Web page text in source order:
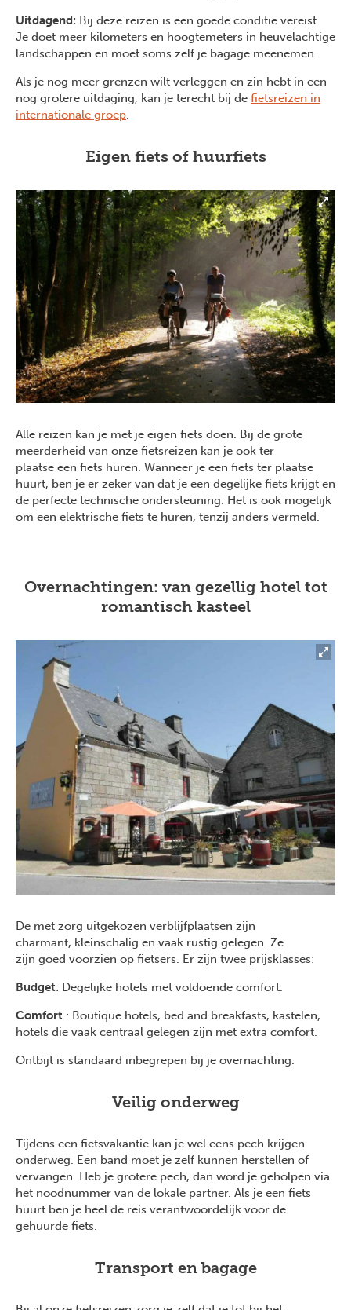
Uitdagend: Bij deze reizen is een goede conditie vereist.
Je doet meer kilometers en hoogtemeters in heuvelachtige
landschappen en moet soms zelf je bagage meenemen.
Als je nog meer grenzen wilt verleggen en zin hebt in een
nog grotere uitdaging, kan je terecht bij de fietsreizen in
internationale groep.
Eigen fiets of huurfiets
Alle reizen kan je met je eigen fiets doen. Bij de grote
meerderheid van onze fietsreizen kan je ook ter
plaatse een fiets huren. Wanneer je een fiets ter plaatse
huurt, ben je er zeker van dat je een degelijke fiets krijgt en
de perfecte technische ondersteuning. Het is ook mogelijk
om een elektrische fiets te huren, tenzij anders vermeld.
Overnachtingen: van gezellig hotel tot
romantisch kasteel
De met zorg uitgekozen verblijfplaatsen zijn
charmant, kleinschalig en vaak rustig gelegen. Ze
zijn goed voorzien op fietsers. Er zijn twee prijsklasses:
Budget: Degelijke hotels met voldoende comfort.
Comfort : Boutique hotels, bed and breakfasts, kastelen,
hotels die vaak centraal gelegen zijn met extra comfort.
Ontbijt is standaard inbegrepen bij je overnachting.
Veilig onderweg
Tijdens een fietsvakantie kan je wel eens pech krijgen
onderweg. Een band moet je zelf kunnen herstellen of
vervangen. Heb je grotere pech, dan word je geholpen via
het noodnummer van de lokale partner. Als je een fiets
huurt ben je heel de reis verantwoordelijk voor de
gehuurde fiets.
Transport en bagage